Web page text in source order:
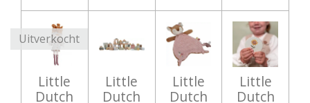
Uitverkocht
Little
Dutch
Little
Dutch
Little
Dutch
Little
Dutch